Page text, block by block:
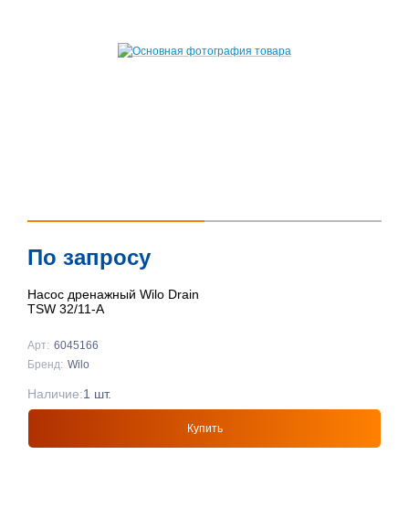
По запросу
Насос дренажный Wilo Drain
TSW 32/11-A
Арт: 6045166
Бренд: Wilo
Купить
Наличие:1 шт.